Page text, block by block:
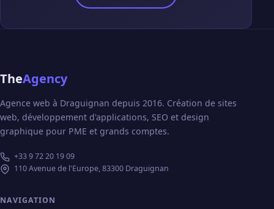
TheAgency
Agence web à Draguignan depuis 2016. Création de sites
web, développement d'applications, SEO et design
graphique pour PME et grands comptes.
+33 9 72 20 19 09
110 Avenue de l'Europe, 83300 Draguignan
NAVIGATION